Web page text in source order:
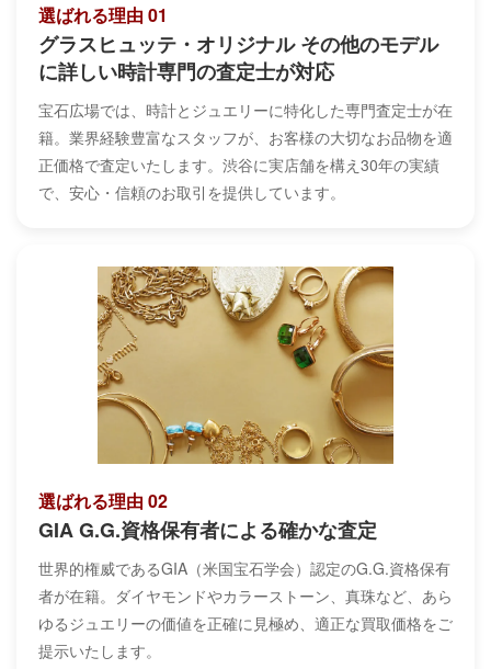
選ばれる理由 01
グラスヒュッテ・オリジナル その他のモデル
に詳しい時計専門の査定士が対応
宝石広場では、時計とジュエリーに特化した専門査定士が在
籍。業界経験豊富なスタッフが、お客様の大切なお品物を適
正価格で査定いたします。渋谷に実店舗を構え30年の実績
で、安心・信頼のお取引を提供しています。
選ばれる理由 02
GIA G.G.資格保有者による確かな査定
世界的権威であるGIA（米国宝石学会）認定のG.G.資格保有
者が在籍。ダイヤモンドやカラーストーン、真珠など、あら
ゆるジュエリーの価値を正確に見極め、適正な買取価格をご
提示いたします。